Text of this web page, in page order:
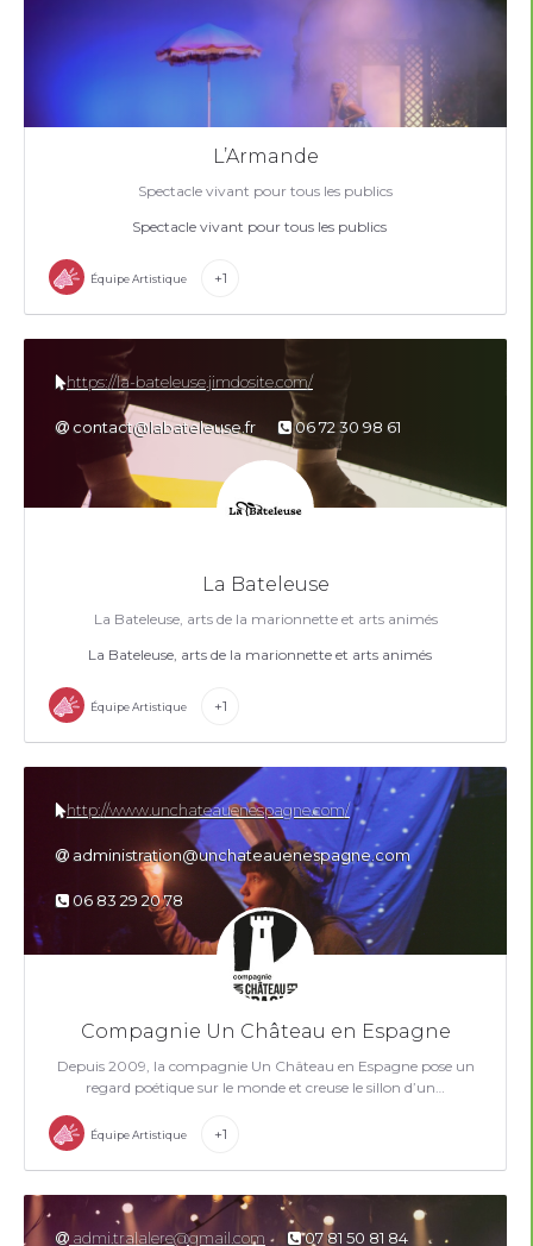
L’Armande
Spectacle vivant pour tous les publics
Spectacle vivant pour tous les publics
Équipe Artistique +1
La Bateleuse
La Bateleuse, arts de la marionnette et arts animés
La Bateleuse, arts de la marionnette et arts animés
https://la-bateleuse.jimdosite.com/
contact@labateleuse.fr 06 72 30 98 61
Équipe Artistique +1
Compagnie Un Château en Espagne
Depuis 2009, la compagnie Un Château en Espagne pose un
regard poétique sur le monde et creuse le sillon d’un…
http://www.unchateauenespagne.com/
administration@unchateauenespagne.com
06 83 29 20 78
Équipe Artistique +1
admi.tralalere@gmail.com 07 81 50 81 84